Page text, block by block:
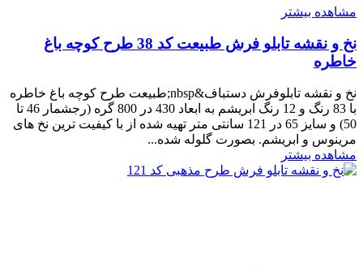
مشاهده بیشتر
نخ و نقشه تابلو فرش طبیعت کد 38 طرح کوچه باغ
خاطره
نخ و نقشه تابلوفرش دستباف&nbsp;طبیعت طرح کوچه باغ خاطره
با 83 رنگ و 12 رنگ ابریشم به ابعاد 430 در 800 گره (رجشمار 46 تا
50) و سایز 65 در 121 سانتی متر تهیه شده از با کیفیت ترین نخ های
مرینوس و ابریشم. بصورت گلوله شده...
مشاهده بیشتر